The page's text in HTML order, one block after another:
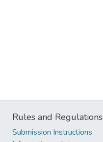
Rules and Regulations
Submission Instructions